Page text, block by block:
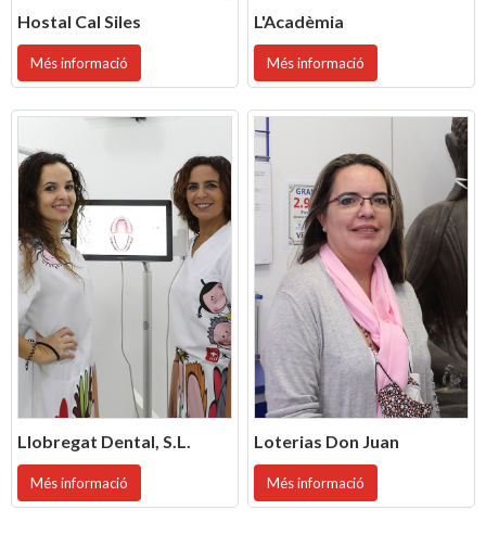
Hostal Cal Siles
Més informació
L'Acadèmia
Més informació
Llobregat Dental, S.L.
Més informació
Loterias Don Juan
Més informació